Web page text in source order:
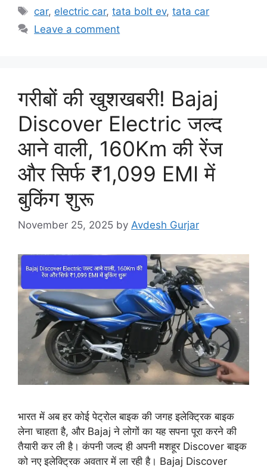
Tags
car, electric car,tata bolt ev,tata car
Leave a comment
गरीबों की खुशखबरी! Bajaj
Discover Electric जल्द
आने वाली, 160Km की रेंज
और सिर्फ ₹1,099 EMI में
बुकिंग शुरू
November 25, 2025 by Avdesh Gurjar
भारत में अब हर कोई पेट्रोल बाइक की जगह इलेक्ट्रिक बाइक
लेना चाहता है, और Bajaj ने लोगों का यह सपना पूरा करने की
तैयारी कर ली है। कंपनी जल्द ही अपनी मशहूर Discover बाइक
को नए इलेक्ट्रिक अवतार में ला रही है। Bajaj Discover